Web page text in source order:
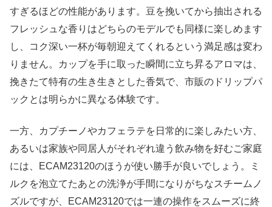
すぎるほどの性能があります。豆を挽いてから抽出される
フレッシュな香りはどちらのモデルでも同様に楽しめます
し、コク深い一杯が毎朝迎えてくれるという満足感は変わ
りません。カップを手に取った瞬間に立ち昇るアロマは、
挽きたて特有の生き生きとした香気で、市販のドリップパ
ックとは明らかに異なる体験です。
一方、カプチーノやカフェラテを日常的に楽しみたい方、
あるいは家族や同居人がそれぞれ違う飲み物を好むご家庭
には、ECAM23120のほうが使い勝手が良いでしょう。ミ
ルクを泡立てたあとの洗浄が手間になりがちなスチームノ
ズルですが、ECAM23120では一連の操作をスムーズに終